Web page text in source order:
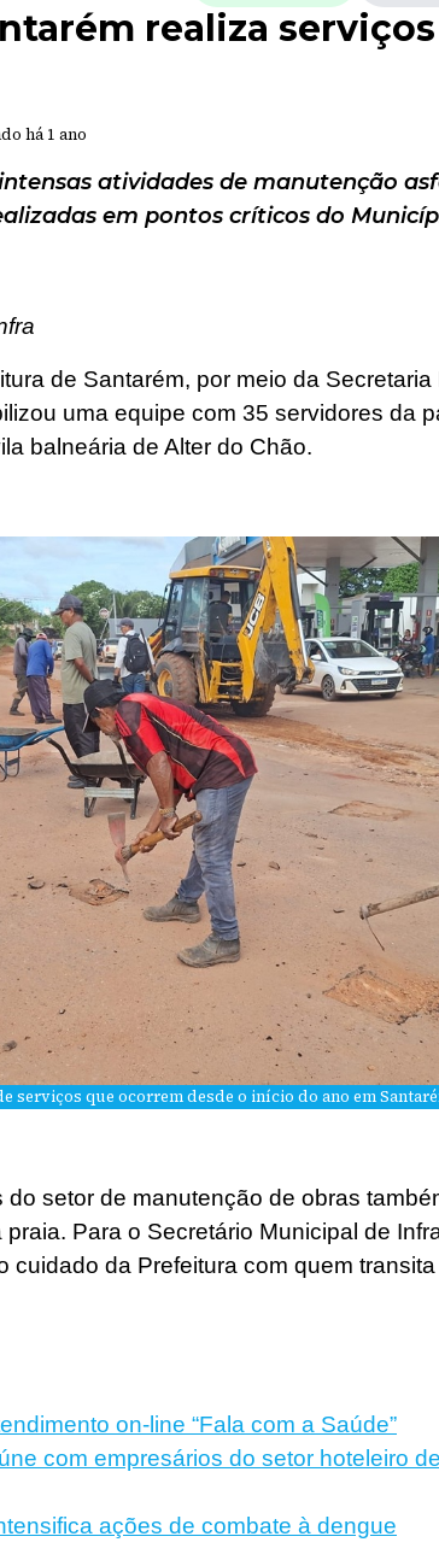
realiza
há 1 ano
atividades de manutenção
em pontos críticos do
de Santarém, por meio da
uma equipe com 35 servidores da
balneária de Alter do Chão.
serviços que ocorrem desde o início do ano em
setor de manutenção de obras
Para o Secretário Municipal de
cuidado da Prefeitura com quem
on-line “Fala com a Saúde”
com empresários do setor hoteleiro
ações de combate à dengue